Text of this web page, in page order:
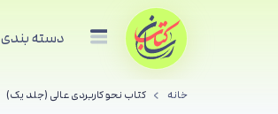
دسته بندی
خانه کتاب نحو کاربردی عالی (جلد یک)